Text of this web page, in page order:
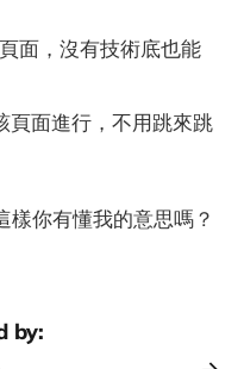
面，沒有技術底也能
頁面進行，不用跳來跳
樣你有懂我的意思嗎？
by: